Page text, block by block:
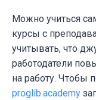
Можно учиться
курсы с
учитывать, что
работодатели
на работу. Чтобы
proglib.academy